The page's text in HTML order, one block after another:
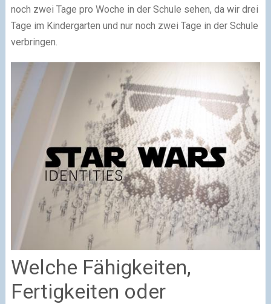
noch zwei Tage pro Woche in der Schule sehen, da wir drei
Tage im Kindergarten und nur noch zwei Tage in der Schule
verbringen.
Welche Fähigkeiten,
Fertigkeiten oder